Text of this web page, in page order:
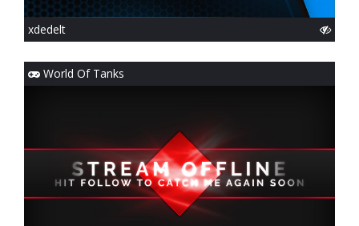
xdedelt
World Of Tanks